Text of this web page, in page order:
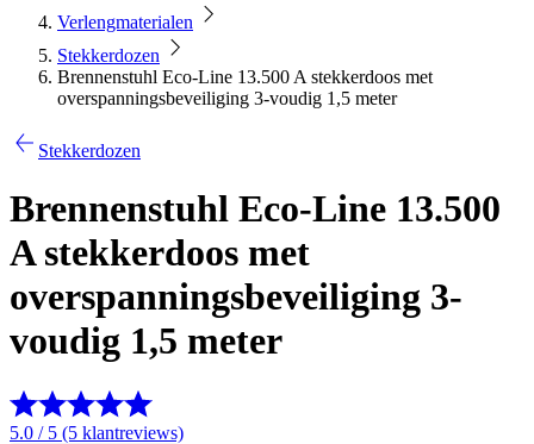
Verlengmaterialen
Stekkerdozen
Brennenstuhl Eco-Line 13.500 A stekkerdoos met
overspanningsbeveiliging 3-voudig 1,5 meter
Stekkerdozen
Brennenstuhl Eco-Line 13.500
A stekkerdoos met
overspanningsbeveiliging 3-
voudig 1,5 meter
5.0 / 5 (5 klantreviews)